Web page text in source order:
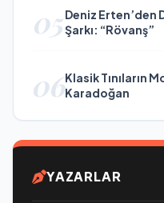
05Deniz Erten’den
Şarkı: “Rövanş”
06Klasik Tınıların
Karadoğan
YAZARLAR